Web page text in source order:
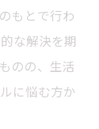
もとで行わ
な解決を期
のの、生活
に悩む方か